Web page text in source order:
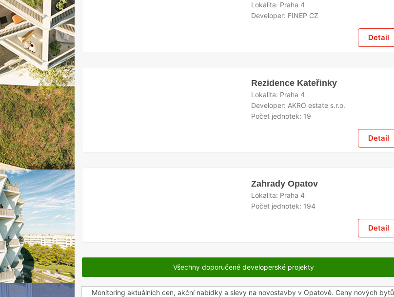
Lokalita: Praha 4
Developer: FINEP CZ
Detail
Rezidence Kateřinky
Lokalita: Praha 4
Developer: AKRO estate s.r.o.
Počet jednotek: 19
Detail
Zahrady Opatov
Lokalita: Praha 4
Počet jednotek: 194
Detail
Všechny doporučené developerské projekty
Monitoring aktuálních cen, akční nabídky a slevy na novostavby v Opatově. Ceny nových bytů